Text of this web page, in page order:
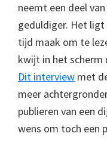
neemt een deel
geduldiger. Het
tijd maak om te
kwijt in het scherm
Dit interview met
meer
publieren van een
wens om toch een